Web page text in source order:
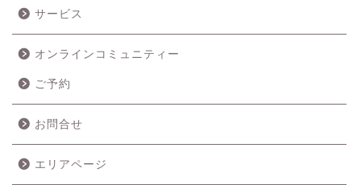
サービス
オンラインコミュニティー
ご予約
お問合せ
エリアページ